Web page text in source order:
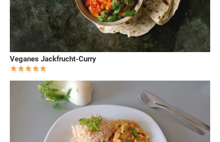
Veganes Jackfrucht-Curry